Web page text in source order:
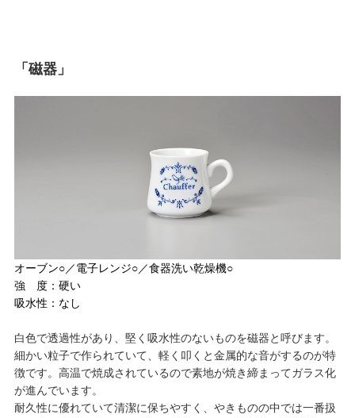
「磁器」
オーブン○／電子レンジ○／食器洗い乾燥機○
強 度：硬い
吸水性：なし
白色で透過性があり、堅く吸水性のないものを磁器と呼びます。
細かい粒子で作られていて、軽く叩くと金属的な音がするのが特
徴です。高温で焼成されているので素地が焼き締まってガラス化
が進んでいます。
耐久性に優れていて清潔に保ちやすく、やきものの中では一番扱